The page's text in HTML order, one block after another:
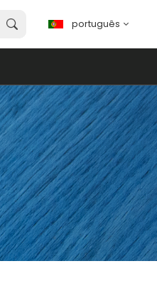
português
português
English
français
español
العربية